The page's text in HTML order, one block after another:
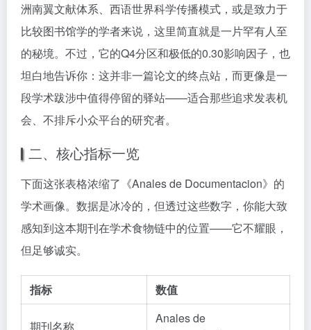
洲南翼文献体系、西语世界科学传播模式，或是致力于
比较图书馆学的学者来说，这里简直就是一片罕有人至
的秘境。不过，它的Q4分区和极低的0.30影响因子，也
坦白地告诉你：这并非一篇论文的终点站，而更像是一
段学术跋涉中值得停留的驿站——适合那些追求发表机
会、不排斥小众平台的研究者。
二、核心指标一览
下面这张表格浓缩了《Anales de Documentacion》的
学术画像。数据是冰冷的，但透过这些数字，你能大致
感知到这本期刊在学术食物链中的位置——它不耀眼，
但足够诚实。
指标 数值
期刊名称
Anales de